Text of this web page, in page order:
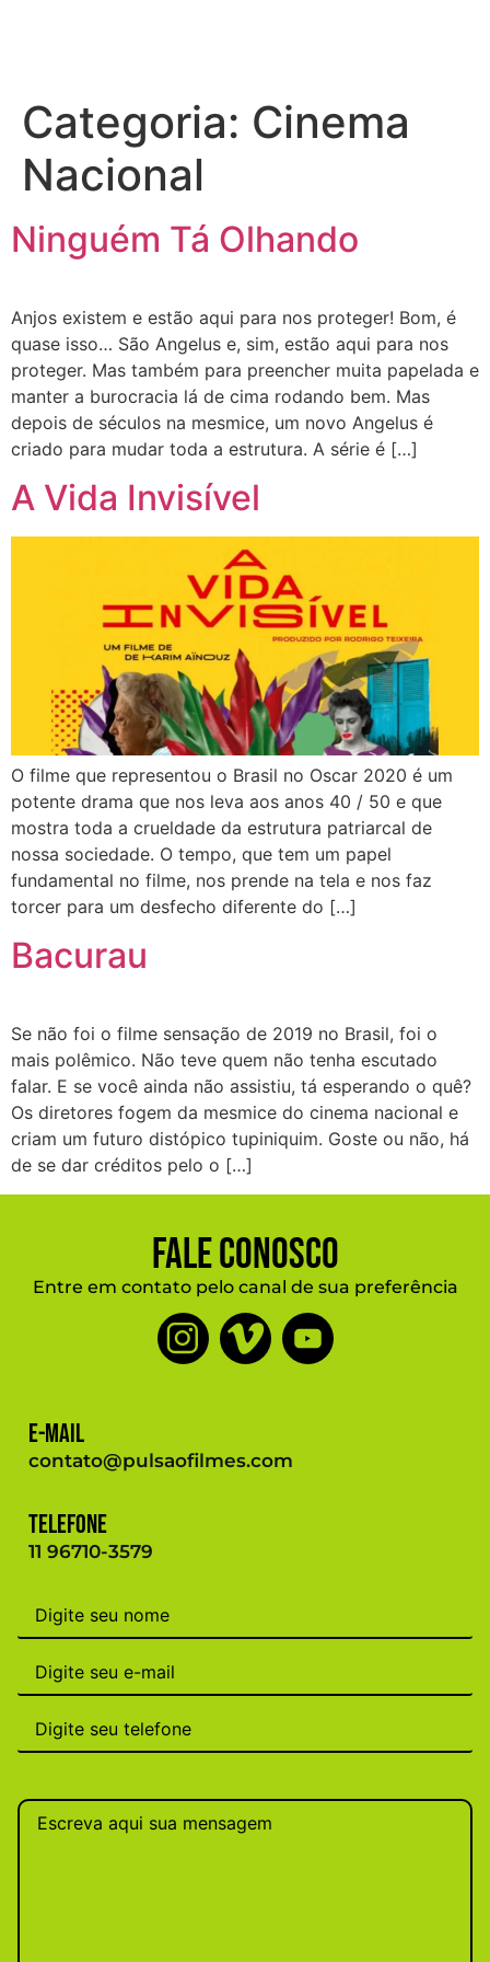
Categoria: Cinema
Nacional
Ninguém Tá Olhando
Anjos existem e estão aqui para nos proteger! Bom, é
quase isso… São Angelus e, sim, estão aqui para nos
proteger. Mas também para preencher muita papelada e
manter a burocracia lá de cima rodando bem. Mas
depois de séculos na mesmice, um novo Angelus é
criado para mudar toda a estrutura. A série é […]
A Vida Invisível
O filme que representou o Brasil no Oscar 2020 é um
potente drama que nos leva aos anos 40 / 50 e que
mostra toda a crueldade da estrutura patriarcal de
nossa sociedade. O tempo, que tem um papel
fundamental no filme, nos prende na tela e nos faz
torcer para um desfecho diferente do […]
Bacurau
Se não foi o filme sensação de 2019 no Brasil, foi o
mais polêmico. Não teve quem não tenha escutado
falar. E se você ainda não assistiu, tá esperando o quê?
Os diretores fogem da mesmice do cinema nacional e
criam um futuro distópico tupiniquim. Goste ou não, há
de se dar créditos pelo o […]
Fale Conosco
Entre em contato pelo canal de sua preferência
E-mail
contato@pulsaofilmes.com
Telefone
11 96710-3579